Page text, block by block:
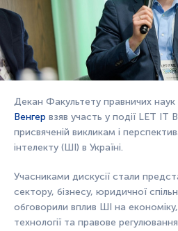
Декан Факультету правничих
Венгер взяв участь у події LET IT
присвяченій викликам і
інтелекту (ШІ) в Україні.
Учасниками дискусії стали
сектору, бізнесу, юридичної
обговорили вплив ШI на
технології та правове